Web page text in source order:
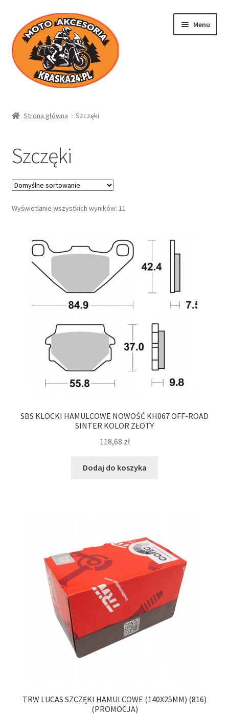
Przejdź
do
nawigacji
Przejdź
do
treści
Menu
Koszyk
Moje konto
Regulamin
Kontakt
Strona główna Szczęki
Szczęki
Wyświetlanie wszystkich wyników: 11
SBS KLOCKI HAMULCOWE NOWOŚĆ KH067 OFF-ROAD
SINTER KOLOR ZŁOTY
118,68 zł
Dodaj do koszyka
TRW LUCAS SZCZĘKI HAMULCOWE (140X25MM) (816)
(PROMOCJA)